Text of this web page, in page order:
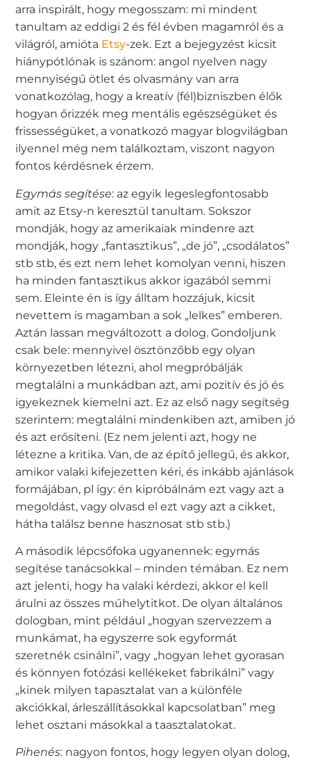
arra inspirált, hogy megosszam: mi mindent
tanultam az eddigi 2 és fél évben magamról és a
világról, amióta Etsy-zek. Ezt a bejegyzést kicsit
hiánypótlónak is szánom: angol nyelven nagy
mennyiségű ötlet és olvasmány van arra
vonatkozólag, hogy a kreatív (fél)bizniszben élők
hogyan őrizzék meg mentális egészségüket és
frissességüket, a vonatkozó magyar blogvilágban
ilyennel még nem találkoztam, viszont nagyon
fontos kérdésnek érzem.
Egymás segítése: az egyik legeslegfontosabb
amit az Etsy-n keresztül tanultam. Sokszor
mondják, hogy az amerikaiak mindenre azt
mondják, hogy „fantasztikus”, „de jó”, „csodálatos”
stb stb, és ezt nem lehet komolyan venni, hiszen
ha minden fantasztikus akkor igazából semmi
sem. Eleinte én is így álltam hozzájuk, kicsit
nevettem is magamban a sok „lelkes” emberen.
Aztán lassan megváltozott a dolog. Gondoljunk
csak bele: mennyivel ösztönzőbb egy olyan
környezetben létezni, ahol megpróbálják
megtalálni a munkádban azt, ami pozitív és jó és
igyekeznek kiemelni azt. Ez az első nagy segítség
szerintem: megtalálni mindenkiben azt, amiben jó
és azt erősíteni. (Ez nem jelenti azt, hogy ne
létezne a kritika. Van, de az építő jellegű, és akkor,
amikor valaki kifejezetten kéri, és inkább ajánlások
formájában, pl így: én kipróbálnám ezt vagy azt a
megoldást, vagy olvasd el ezt vagy azt a cikket,
hátha találsz benne hasznosat stb stb.)
A második lépcsőfoka ugyanennek: egymás
segítése tanácsokkal – minden témában. Ez nem
azt jelenti, hogy ha valaki kérdezi, akkor el kell
árulni az összes műhelytitkot. De olyan általános
dologban, mint például „hogyan szervezzem a
munkámat, ha egyszerre sok egyformát
szeretnék csinálni”, vagy „hogyan lehet gyorasan
és könnyen fotózási kellékeket fabrikálni” vagy
„kinek milyen tapasztalat van a különféle
akciókkal, árleszállításokkal kapcsolatban” meg
lehet osztani másokkal a taasztalatokat.
Pihenés: nagyon fontos, hogy legyen olyan dolog,